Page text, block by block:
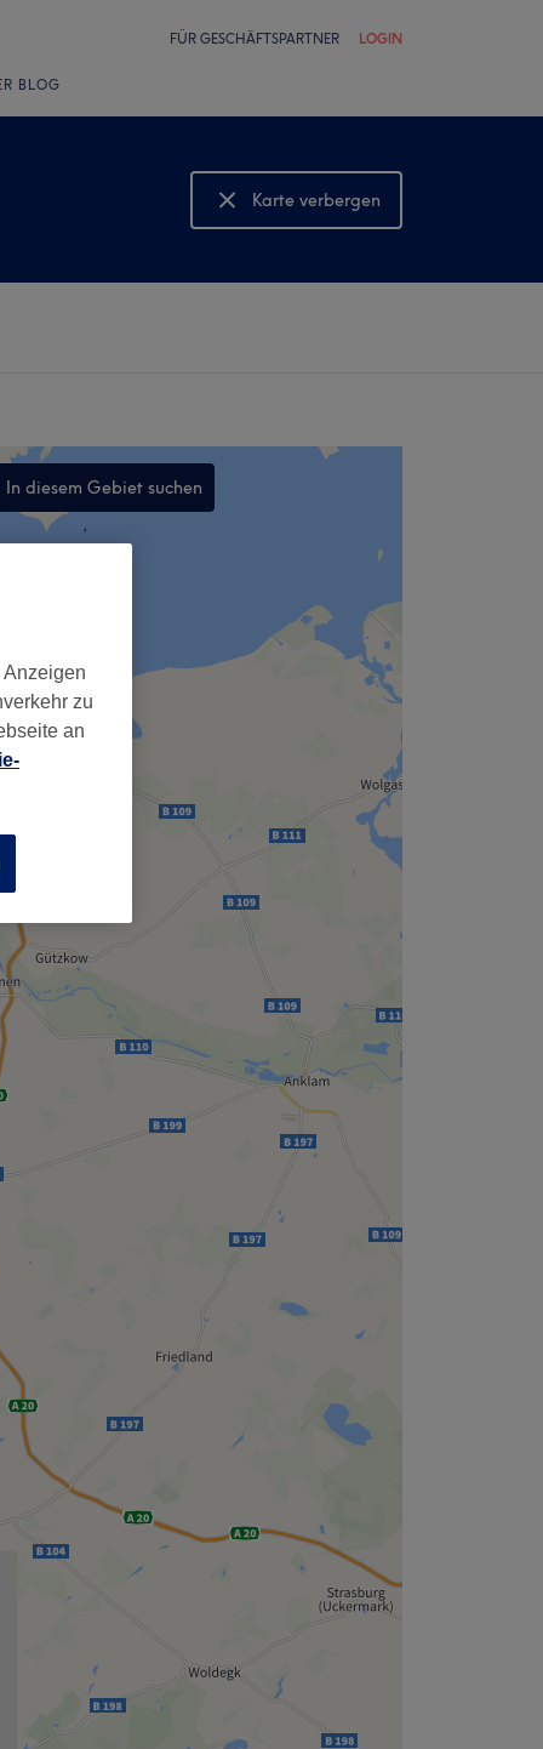
FÜR GESCHÄFTSPARTNER LOGIN
BLOG
Karte verbergen
Karte anzeigen
In diesem Gebiet suchen
,
zu
an